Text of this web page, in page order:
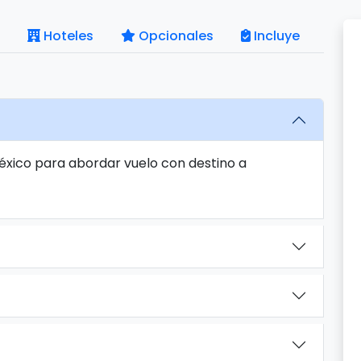
Hoteles Opcionales Incluye
para abordar vuelo con destino a